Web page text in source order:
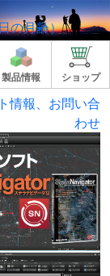
製品情報 ショップ
情報、お問い合
わせ